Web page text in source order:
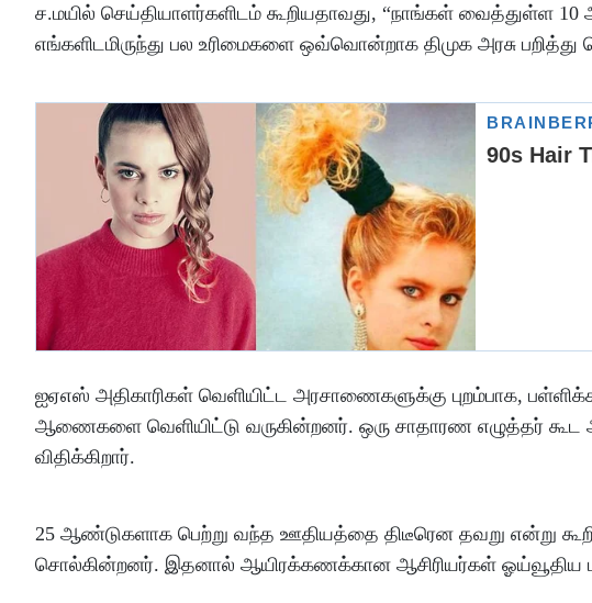
ச.மயில் செய்தியாளர்களிடம் கூறியதாவது, “நாங்கள் வைத்துள்ள
எங்களிடமிருந்து பல உரிமைகளை ஒவ்வொன்றாக திமுக அரசு
ஐஏஎஸ் அதிகாரிகள் வெளியிட்ட அரசாணைகளுக்கு புறம்பாக,
ஆணைகளை வெளியிட்டு வருகின்றனர். ஒரு சாதாரண எழுத்தர்
விதிக்கிறார்.
25 ஆண்டுகளாக பெற்று வந்த ஊதியத்தை திடீரென தவறு என்று
சொல்கின்றனர். இதனால் ஆயிரக்கணக்கான ஆசிரியர்கள் ஓய்வூதிய